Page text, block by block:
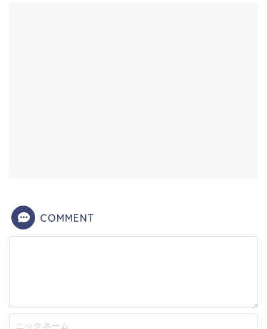
COMMENT